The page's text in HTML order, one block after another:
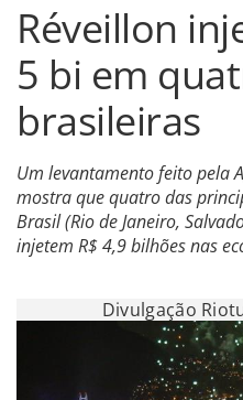
Réveillon
5 bi em
brasileiras
Um levantamento feito pela
mostra que quatro das
Brasil (Rio de Janeiro,
injetem R$ 4,9 bilhões nas
Divulgação